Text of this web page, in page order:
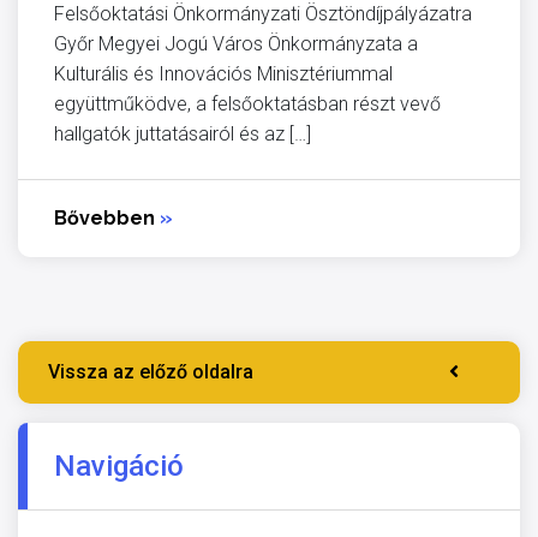
Felsőoktatási Önkormányzati Ösztöndíjpályázatra
Győr Megyei Jogú Város Önkormányzata a
Kulturális és Innovációs Minisztériummal
együttműködve, a felsőoktatásban részt vevő
hallgatók juttatásairól és az […]
Bővebben »
Vissza az előző oldalra
Navigáció